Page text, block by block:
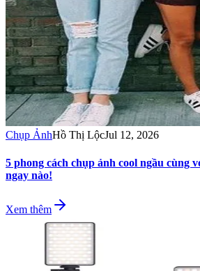
Chụp ẢnhHồ Thị LộcJul 12, 2026
5 phong cách chụp ảnh cool ngầu cùng
ngay nào!
Xem thêm